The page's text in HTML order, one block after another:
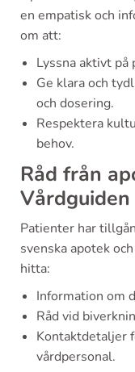
en empatisk och
om att:
Lyssna aktivt på
Ge klara och
och dosering.
Respektera
behov.
Råd från
Vårdguiden
Patienter har
svenska apotek
hitta:
Information om
Råd vid
Kontaktdetaljer
vårdpersonal.